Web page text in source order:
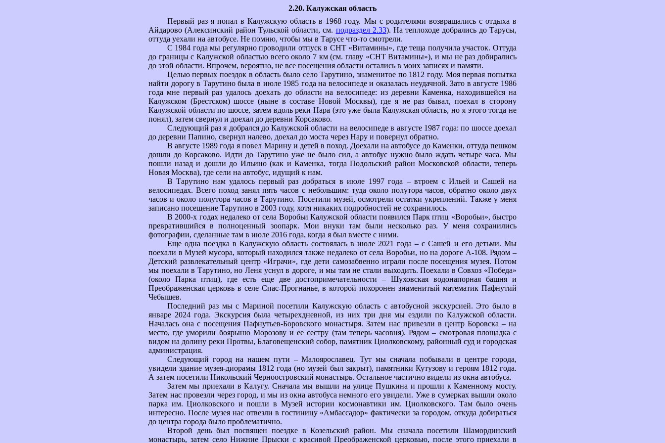
2.20. Калужская область
Первый раз я попал в Калужскую область в 1968 году. Мы с родителями возвращались с отдыха в
Айдарово (Алексинский район Тульской области, см. подраздел 2.33). На теплоходе добрались до Тарусы,
оттуда уехали на автобусе. Не помню, чтобы мы в Тарусе что-то смотрели.
С 1984 года мы регулярно проводили отпуск в СНТ «Витамины», где теща получила участок. Оттуда
до границы с Калужской областью всего около 7 км (см. главу «СНТ Витамины»), и мы не раз добирались
до этой области. Впрочем, вероятно, не все посещения области остались в моих записях и памяти.
Целью первых поездок в область было село Тарутино, знаменитое по 1812 году. Моя первая попытка
найти дорогу в Тарутино была в июле 1985 года на велосипеде и оказалась неудачной. Зато в августе 1986
года мне первый раз удалось доехать до области на велосипеде: из деревни Каменка, находившейся на
Калужском (Брестском) шоссе (ныне в составе Новой Москвы), где я не раз бывал, поехал в сторону
Калужской области по шоссе, затем вдоль реки Нара (это уже была Калужская область, но я этого тогда не
понял), затем свернул и доехал до деревни Корсаково.
Следующий раз я добрался до Калужской области на велосипеде в августе 1987 года: по шоссе доехал
до деревни Папино, свернул налево, доехал до моста через Нару и повернул обратно.
В августе 1989 года я повел Марину и детей в поход. Доехали на автобусе до Каменки, оттуда пешком
дошли до Корсаково. Идти до Тарутино уже не было сил, а автобус нужно было ждать четыре часа. Мы
пошли назад и дошли до Ильино (как и Каменка, тогда Подольский район Московской области, теперь
Новая Москва), где сели на автобус, идущий к нам.
В Тарутино нам удалось первый раз добраться в июле 1997 года – втроем с Ильей и Сашей на
велосипедах. Всего поход занял пять часов с небольшим: туда около полутора часов, обратно около двух
часов и около полутора часов в Тарутино. Посетили музей, осмотрели остатки укреплений. Также у меня
записано посещение Тарутино в 2003 году, хотя никаких подробностей не сохранилось.
В 2000-х годах недалеко от села Воробьи Калужской области появился Парк птиц «Воробьи», быстро
превратившийся в полноценный зоопарк. Мои внуки там были несколько раз. У меня сохранились
фотографии, сделанные там в июле 2016 года, когда я был вместе с ними.
Еще одна поездка в Калужскую область состоялась в июле 2021 года – с Сашей и его детьми. Мы
поехали в Музей мусора, который находился также недалеко от села Воробьи, но на дороге А-108. Рядом –
Детский развлекательный центр «Играчи», где дети самозабвенно играли после посещения музея. Потом
мы поехали в Тарутино, но Леня уснул в дороге, и мы там не стали выходить. Поехали в Совхоз «Победа»
(около Парка птиц), где есть еще две достопримечательности – Шуховская водонапорная башня и
Преображенская церковь в селе Спас-Прогнанье, в которой похоронен знаменитый математик Пафнутий
Чебышев.
Последний раз мы с Мариной посетили Калужскую область с автобусной экскурсией. Это было в
январе 2024 года. Экскурсия была четырехдневной, из них три дня мы ездили по Калужской области.
Началась она с посещения Пафнутьев-Боровского монастыря. Затем нас привезли в центр Боровска – на
место, где уморили боярыню Морозову и ее сестру (там теперь часовня). Рядом – смотровая площадка с
видом на долину реки Протвы, Благовещенский собор, памятник Циолковскому, районный суд и городская
администрация.
Следующий город на нашем пути – Малоярославец. Тут мы сначала побывали в центре города,
увидели здание музея-диорамы 1812 года (но музей был закрыт), памятники Кутузову и героям 1812 года.
А затем посетили Никольский Черноостровский монастырь. Остальное частично видели из окна автобуса.
Затем мы приехали в Калугу. Сначала мы вышли на улице Пушкина и прошли к Каменному мосту.
Затем нас провезли через город, и мы из окна автобуса немного его увидели. Уже в сумерках вышли около
парка им. Циолковского и пошли в Музей истории космонавтики им. Циолковского. Там было очень
интересно. После музея нас отвезли в гостиницу «Амбассадор» фактически за городом, откуда добираться
до центра города было проблематично.
Второй день был посвящен поездке в Козельский район. Мы сначала посетили Шамординский
монастырь, затем село Нижние Прыски с красивой Преображенской церковью, после этого приехали в